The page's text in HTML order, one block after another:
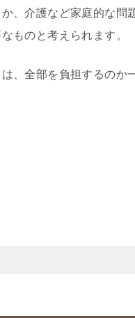
、介護など家庭的な問
ものと考えられます。
、全部を負担するのか